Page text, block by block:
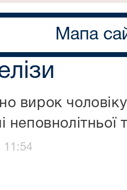
Мапа
вирок
неповнолітньої
11:54